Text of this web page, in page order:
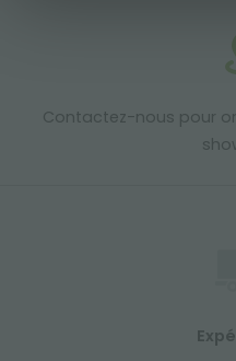
Contactez-nous pour